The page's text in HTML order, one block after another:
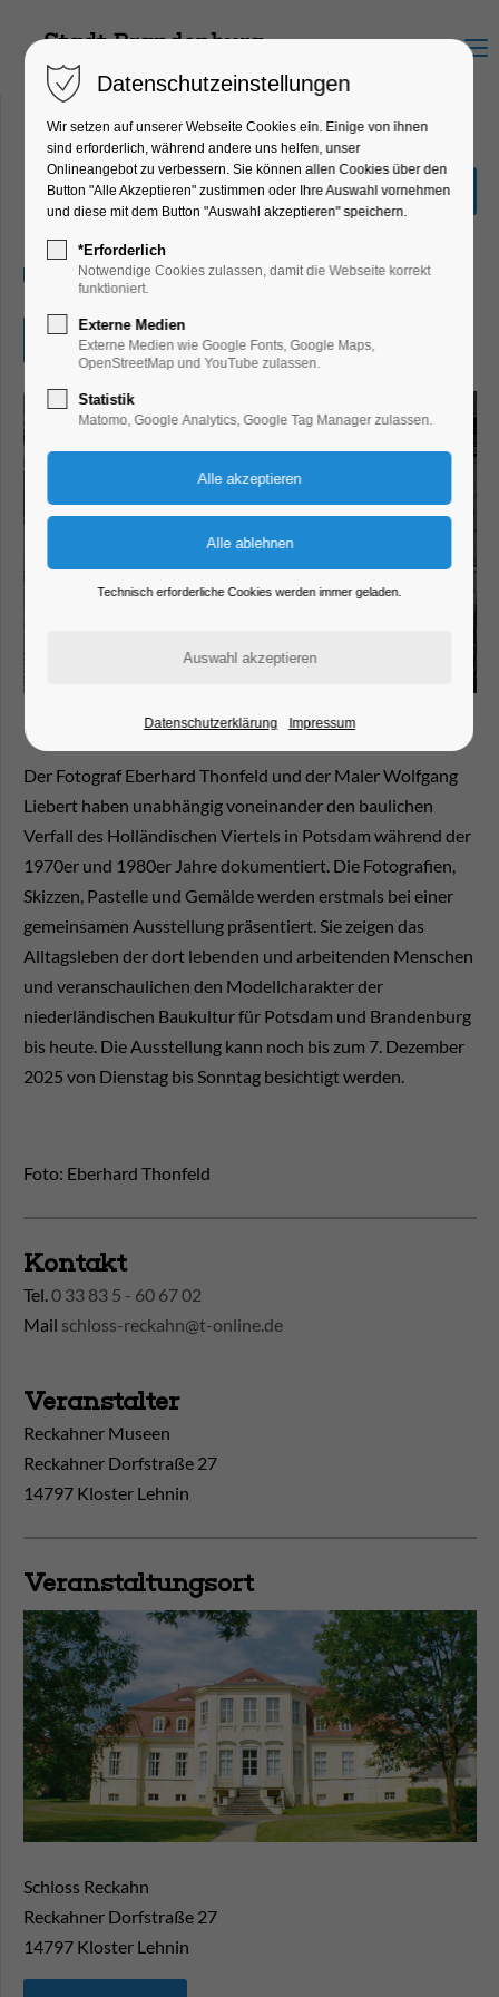
Menu
"Das Holländische Viertel"
Ausstellung
11.11.2025, 10:00–16:00
Eintritt frei
Der Fotograf Eberhard Thonfeld und der Maler Wolfgang
Liebert haben unabhängig voneinander den baulichen
Verfall des Holländischen Viertels in Potsdam während der
1970er und 1980er Jahre dokumentiert. Die Fotografien,
Skizzen, Pastelle und Gemälde werden erstmals bei einer
gemeinsamen Ausstellung präsentiert. Sie zeigen das
Alltagsleben der dort lebenden und arbeitenden Menschen
und veranschaulichen den Modellcharakter der
niederländischen Baukultur für Potsdam und Brandenburg
bis heute. Die Ausstellung kann noch bis zum 7. Dezember
2025 von Dienstag bis Sonntag besichtigt werden.
Foto: Eberhard Thonfeld
Kontakt
Tel.0 33 83 5 - 60 67 02
Mail schloss-reckahn@t-online.de
Veranstalter
Reckahner Museen
Reckahner Dorfstraße 27
14797 Kloster Lehnin
Veranstaltungsort
Schloss Reckahn
Reckahner Dorfstraße 27
14797 Kloster Lehnin
Datenschutzeinstellungen
Wir setzen auf unserer Webseite Cookies ein. Einige von ihnen
sind erforderlich, während andere uns helfen, unser
Onlineangebot zu verbessern. Sie können allen Cookies über den
Button "Alle Akzeptieren" zustimmen oder Ihre Auswahl vornehmen
und diese mit dem Button "Auswahl akzeptieren" speichern.
*Erforderlich
Notwendige Cookies zulassen, damit die Webseite korrekt
funktioniert.
Externe Medien
Externe Medien wie Google Fonts, Google Maps,
OpenStreetMap und YouTube zulassen.
Statistik
Matomo, Google Analytics, Google Tag Manager zulassen.
Technisch erforderliche Cookies werden immer geladen.
Datenschutzerklärung Impressum